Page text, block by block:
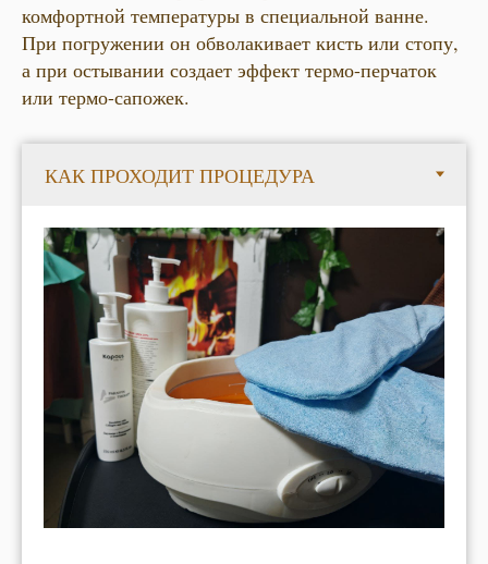
комфортной температуры в специальной ванне.
При погружении он обволакивает кисть или стопу,
а при остывании создает эффект термо-перчаток
или термо-сапожек.